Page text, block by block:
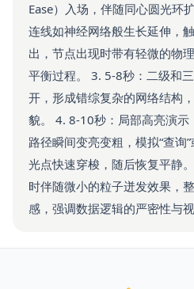
Ease）入场，伴随同心圆光环
连线如神经网络般生长延伸，
出，节点出现时带有轻微的物
平衡过程。 3. 5-8秒：二级和
开，形成错综复杂的网络结构
貌。 4. 8-10秒：局部高亮演
路径瞬间变亮变粗，模拟“查询
光点快速穿梭，随后恢复平静
时伴随微小的粒子迸发效果，
感，强调数据逻辑的严密性与视